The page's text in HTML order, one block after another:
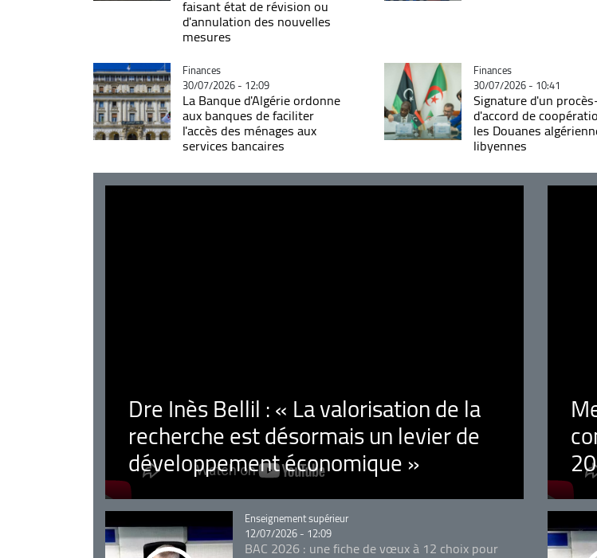
faisant état de révision ou
d'annulation des nouvelles
mesures
Catégorie
Finances
30/07/2026 - 12:09
La Banque d'Algérie ordonne
aux banques de faciliter
l'accès des ménages aux
services bancaires
Catégorie
Finances
30/07/2026 - 10:41
Signature d'un
d'accord de
les Douanes
libyennes
Dre Inès Bellil : « La valorisation de la
recherche est désormais un levier de
développement économique »
Catégorie
Enseignement supérieur
12/07/2026 - 12:09
BAC 2026 : une fiche de vœux à 12 choix pour